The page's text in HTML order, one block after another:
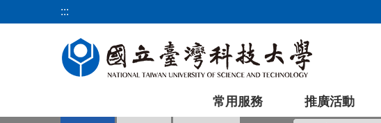
到
:::
常用服務 推廣活動